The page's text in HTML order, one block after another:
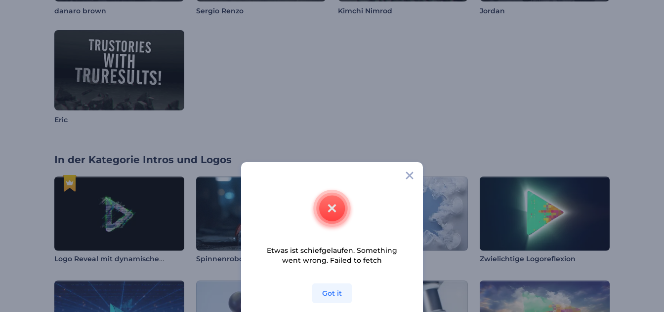
danaro brown Sergio Renzo Kimchi Nimrod Jordan
Eric
In der Kategorie Intros und Logos
Logo Reveal mit dynamischem Glitch Spinnenroboter Intro Zeitlupenrauch Logo Zwielichtige Logoreflexion
Etwas ist schiefgelaufen. Something
went wrong. Failed to fetch
Got it